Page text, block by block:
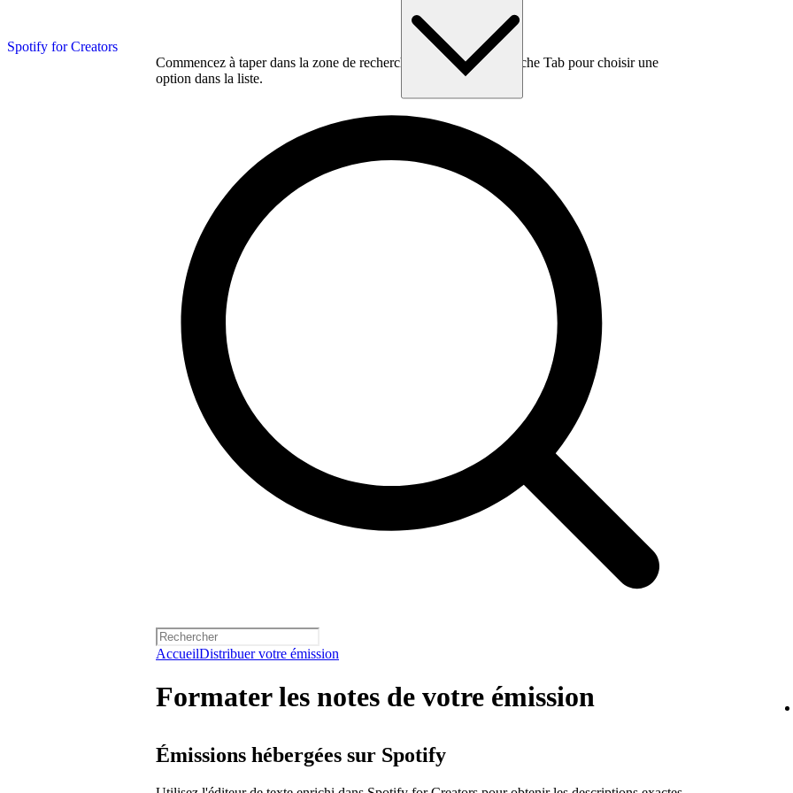
Spotify for Creators
Commencez à taper dans la zone de recherche, puis utilisez la touche Tab pour choisir une
option dans la liste.
AccueilDistribuer votre émission
Formater les notes de votre émission
Émissions hébergées sur Spotify